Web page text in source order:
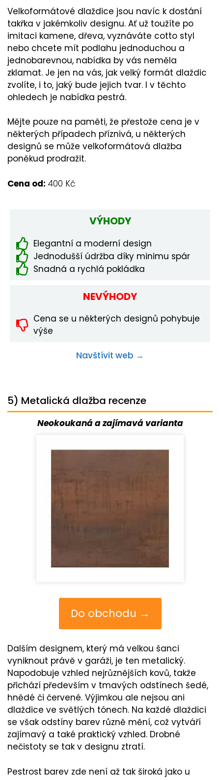
Velkoformátové dlaždice jsou navíc k dostání
takřka v jakémkoliv designu. Ať už toužíte po
imitaci kamene, dřeva, vyznáváte cotto styl
nebo chcete mít podlahu jednoduchou a
jednobarevnou, nabídka by vás neměla
zklamat. Je jen na vás, jak velký formát dlaždic
zvolíte, i to, jaký bude jejich tvar. I v těchto
ohledech je nabídka pestrá.
Mějte pouze na paměti, že přestože cena je v
některých případech příznivá, u některých
designů se může velkoformátová dlažba
poněkud prodražit.
Cena od: 400 Kč
VÝHODY
Elegantní a moderní design
Jednodušší údržba díky minimu spár
Snadná a rychlá pokládka
NEVÝHODY
Cena se u některých designů pohybuje
výše
Navštívit web →
5) Metalická dlažba recenze
Neokoukaná a zajímavá varianta
Do obchodu →
Dalším designem, který má velkou šanci
vyniknout právě v garáži, je ten metalický.
Napodobuje vzhled nejrůznějších kovů, takže
přichází především v tmavých odstínech šedé,
hnědé či červené. Výjimkou ale nejsou ani
dlaždice ve světlých tónech. Na každé dlaždici
se však odstíny barev různě mění, což vytváří
zajímavý a také praktický vzhled. Drobné
nečistoty se tak v designu ztratí.
Pestrost barev zde není až tak široká jako u